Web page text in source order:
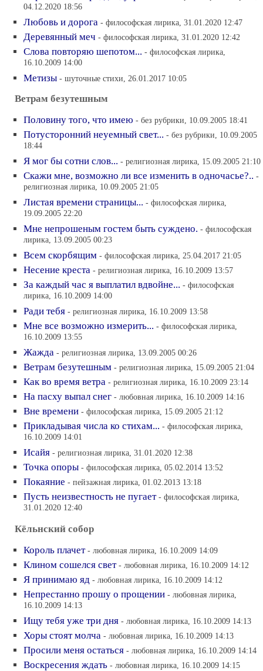
04.12.2020 18:56
Любовь и дорога - философская лирика, 31.01.2020 12:47
Деревянный меч - философская лирика, 31.01.2020 12:42
Слова повторяю шепотом... - философская лирика,
16.10.2009 14:00
Метизы - шуточные стихи, 26.01.2017 10:05
Ветрам безутешным
Половину того, что имею - без рубрики, 10.09.2005 18:41
Потусторонний неуемный свет... - без рубрики, 10.09.2005
18:44
Я мог бы сотни слов... - религиозная лирика, 15.09.2005 21:10
Скажи мне, возможно ли все изменить в одночасье?.. -
религиозная лирика, 10.09.2005 21:05
Листая времени страницы... - философская лирика,
19.09.2005 22:20
Мне непрошеным гостем быть суждено. - философская
лирика, 13.09.2005 00:23
Всем скорбящим - философская лирика, 25.04.2017 21:05
Несение креста - религиозная лирика, 16.10.2009 13:57
За каждый час я выплатил вдвойне... - философская
лирика, 16.10.2009 14:00
Ради тебя - религиозная лирика, 16.10.2009 13:58
Мне все возможно измерить... - философская лирика,
16.10.2009 13:55
Жажда - религиозная лирика, 13.09.2005 00:26
Ветрам безутешным - религиозная лирика, 15.09.2005 21:04
Как во время ветра - религиозная лирика, 16.10.2009 23:14
На пасху выпал снег - любовная лирика, 16.10.2009 14:16
Вне времени - философская лирика, 15.09.2005 21:12
Прикладывая числа ко стихам... - философская лирика,
16.10.2009 14:01
Исайя - религиозная лирика, 31.01.2020 12:38
Точка опоры - философская лирика, 05.02.2014 13:52
Покаяние - пейзажная лирика, 01.02.2013 13:18
Пусть неизвестность не пугает - философская лирика,
31.01.2020 12:40
Кёльнский собор
Король плачет - любовная лирика, 16.10.2009 14:09
Клином сошелся свет - любовная лирика, 16.10.2009 14:12
Я принимаю яд - любовная лирика, 16.10.2009 14:12
Непрестанно прошу о прощении - любовная лирика,
16.10.2009 14:13
Ищу тебя уже три дня - любовная лирика, 16.10.2009 14:13
Хоры стоят молча - любовная лирика, 16.10.2009 14:13
Просили меня остаться - любовная лирика, 16.10.2009 14:14
Воскресения ждать - любовная лирика, 16.10.2009 14:15